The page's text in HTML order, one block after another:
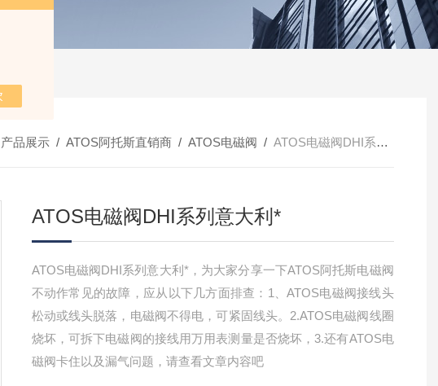
产品展示/ ATOS阿托斯直销商/ ATOS电磁阀 / ATOS电磁阀DHI系列意大利*
ATOS电磁阀DHI系列意大利*
ATOS电磁阀DHI系列意大利*，为大家分享一下ATOS阿托斯电磁阀
不动作常见的故障，应从以下几方面排查：1、ATOS电磁阀接线头
松动或线头脱落，电磁阀不得电，可紧固线头。2.ATOS电磁阀线圈
烧坏，可拆下电磁阀的接线用万用表测量是否烧坏，3.还有ATOS电
磁阀卡住以及漏气问题，请查看文章内容吧